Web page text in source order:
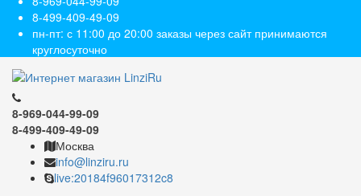
8-499-409-49-09
пн-пт: с 11:00 до 20:00 заказы через сайт принимаются
круглосуточно
8-969-044-99-09
8-499-409-49-09
Москва
info@linziru.ru
live:20184f96017312c8